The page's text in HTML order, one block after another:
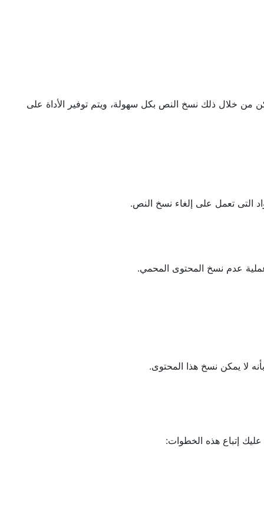
من خلال ذلك نسخ النص بكل سهولة، ويتم توفير الأداة على
التى تعمل على إلغاء نسخ النص.